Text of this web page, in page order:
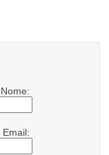
Nome:
Email: